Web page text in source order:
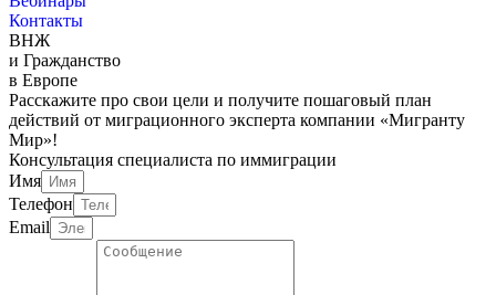
Контакты
ВНЖ
и Гражданство
в Европе
Расскажите про свои цели и получите пошаговый план
действий от миграционного эксперта компании «Мигранту
Мир»!
Консультация специалиста по иммиграции
Имя
Телефон
Email